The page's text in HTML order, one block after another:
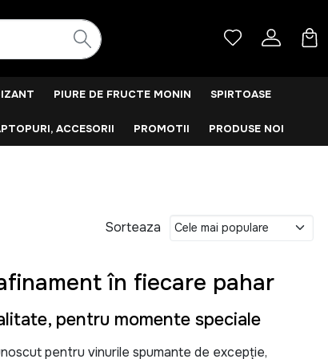
PIURE DE FRUCTE MONIN SPIRTOASE
ACCESORII PROMOTII PRODUSE NOI
Sorteaza
în fiecare pahar
pentru momente speciale
pentru vinurile spumante de excepție,